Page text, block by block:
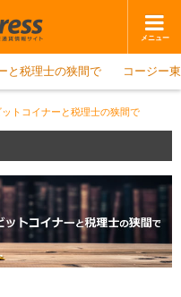
メニュー
ニュース
マーケット
動画
と税理士の狭間で コージー
ットコイナーと税理士の狭間で